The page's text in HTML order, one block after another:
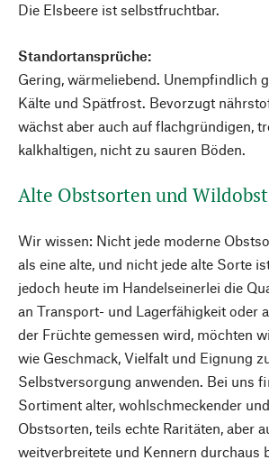
Die Elsbeere ist selbstfruchtbar.
Standortansprüche:
Gering, wärmeliebend. Unempfindlich
Kälte und Spätfrost. Bevorzugt
wächst aber auch auf flachgründigen,
kalkhaltigen, nicht zu sauren Böden.
Alte Obstsorten und Wildobst
Wir wissen: Nicht jede moderne
als eine alte, und nicht jede alte Sorte
jedoch heute im Handelseinerlei die
an Transport- und Lagerfähigkeit oder
der Früchte gemessen wird, möchten
wie Geschmack, Vielfalt und Eignung
Selbstversorgung anwenden. Bei uns
Sortiment alter, wohlschmeckender
Obstsorten, teils echte Raritäten, aber
weitverbreitete und Kennern durchaus